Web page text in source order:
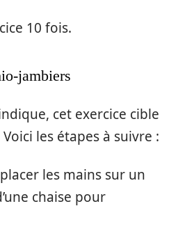
10 fois.
jambiers
cet exercice cible
les étapes à suivre :
les mains sur un
chaise pour